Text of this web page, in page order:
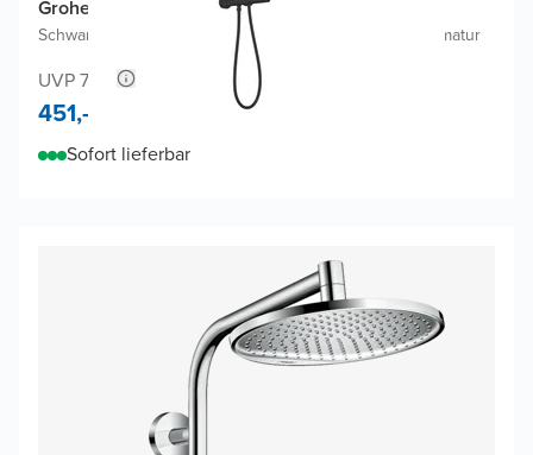
Grohe Vitalio Start 250 Duschsystem (2025)
Schwarz Matt Mit Wasserspartechnologie Thermostatarmatur
UVP 731,-
451,-
Sofort lieferbar